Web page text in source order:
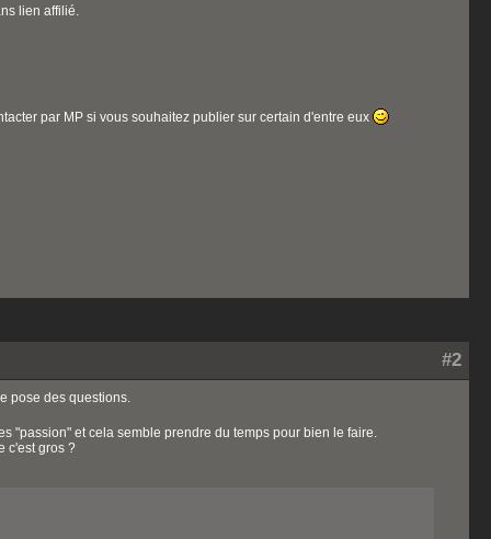
lien affilié.
par MP si vous souhaitez publier sur certain d'entre eux
#2
pose des questions.
"passion" et cela semble prendre du temps pour bien le faire.
c'est gros ?